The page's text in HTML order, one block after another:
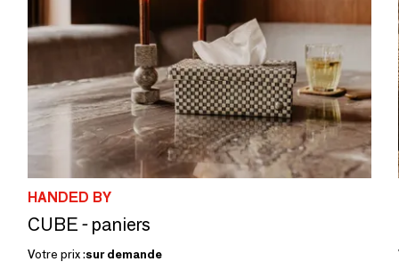
HANDED BY
CUBE - paniers
Votre prix :sur demande